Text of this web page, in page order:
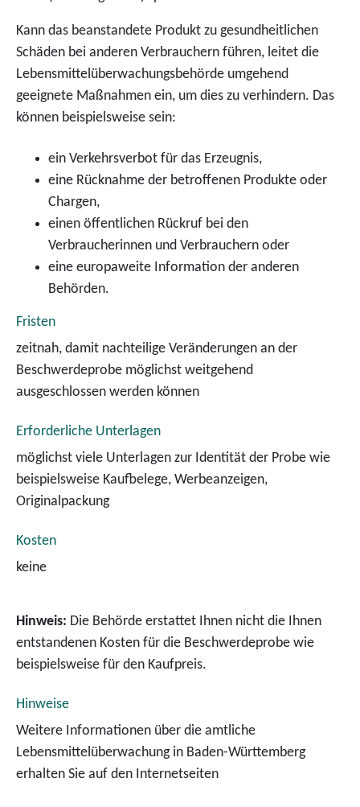
Kann das beanstandete Produkt zu gesundheitlichen
Schäden bei anderen Verbrauchern führen, leitet die
Lebensmittelüberwachungsbehörde umgehend
geeignete Maßnahmen ein, um dies zu verhindern. Das
können beispielsweise sein:
ein Verkehrsverbot für das Erzeugnis,
eine Rücknahme der betroffenen Produkte oder
Chargen,
einen öffentlichen Rückruf bei den
Verbraucherinnen und Verbrauchern oder
eine europaweite Information der anderen
Behörden.
Fristen
zeitnah, damit nachteilige Veränderungen an der
Beschwerdeprobe möglichst weitgehend
ausgeschlossen werden können
Erforderliche Unterlagen
möglichst viele Unterlagen zur Identität der Probe wie
beispielsweise Kaufbelege, Werbeanzeigen,
Originalpackung
Kosten
keine
Hinweis: Die Behörde erstattet Ihnen nicht die Ihnen
entstandenen Kosten für die Beschwerdeprobe wie
beispielsweise für den Kaufpreis.
Hinweise
Weitere Informationen über die amtliche
Lebensmittelüberwachung in Baden-Württemberg
erhalten Sie auf den Internetseiten